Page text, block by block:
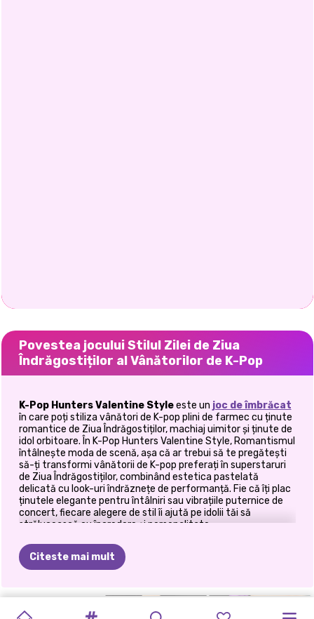
Povestea jocului Stilul Zilei de Ziua
Îndrăgostiților al Vânătorilor de K-Pop
K-Pop Hunters Valentine Styleeste un joc de îmbrăcat
în care poți stiliza vânători de K-pop plini de farmec cu ținute
romantice de Ziua Îndrăgostiților, machiaj uimitor și ținute de
idol orbitoare. În K-Pop Hunters Valentine Style, Romantismul
întâlnește moda de scenă, așa că ar trebui să te pregătești
să-ți transformi vânătorii de K-pop preferați în superstaruri
de Ziua Îndrăgostiților, combinând estetica pastelată
delicată cu look-uri îndrăznețe de performanță. Fie că îți plac
ținutele elegante pentru întâlniri sau vibrațiile puternice de
concert, fiecare alegere de stil îi ajută pe idolii tăi să
strălucească cu încredere și personalitate.
🎤 Creează look-uri de vis pentru idoli
de Ziua Îndrăgostiților
În acest joc poți explora o garderobă frumoasă, plină de piese
vestimentare K-pop la modă. Alege fuste adorabile, jachete
Citeste mai mult
PROPUNERE
DRAGOSTE TENDINȚE
VALENTINE-
PRINȚESE PETRECERE